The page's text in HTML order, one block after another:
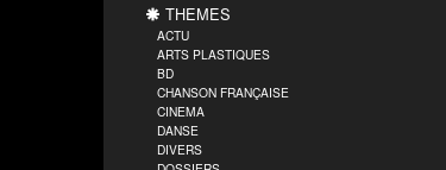
THEMES
ACTU
ARTS PLASTIQUES
BD
CHANSON FRANÇAISE
CINEMA
DANSE
DIVERS